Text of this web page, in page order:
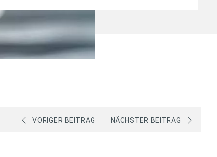
VORIGER BEITRAG NÄCHSTER BEITRAG